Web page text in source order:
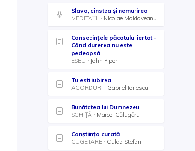
Slava, cinstea și nemurirea
MEDITAȚII
Nicolae Moldoveanu
Consecințele păcatului iertat -
Când durerea nu este
pedeapsă
ESEU
John Piper
Tu esti iubirea
ACORDURI
Gabriel Ionescu
Bunătatea lui Dumnezeu
SCHIȚĂ
Marcel Călugăru
Conștiința curată
CUGETARE
Culda Stefan